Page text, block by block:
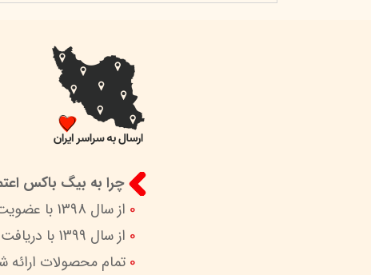
چرا به بیگ باکس
0 از سال 1398 با عضویت در ستاد ساماندهی پایگاه‌های اینترنتی وزارات ارشاد در کنار شما هستیم.
0 از سال 1399 با دریافت اینماد (نماد اعتماد الکترونیک) امکان پرداخت امن و آسان را برای شما فراهم کردیم.
0 تمام محصولات